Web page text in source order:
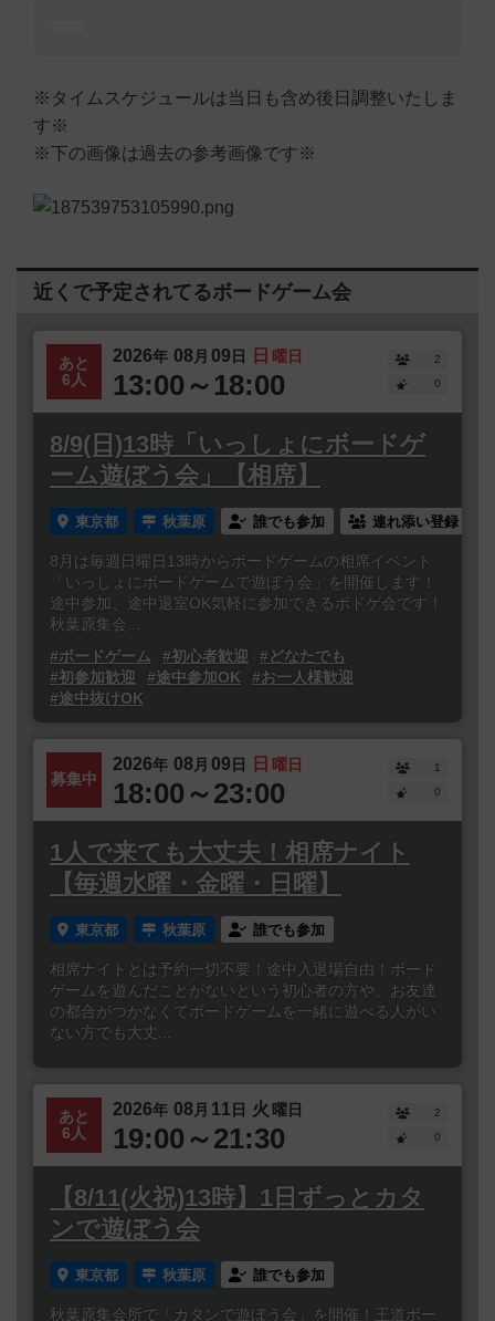
※タイムスケジュールは当日も含め後日調整いたしま
す※
※下の画像は過去の参考画像です※
近くで予定されてるボードゲーム会
あと
6人
2026年 08 月 09日 日 曜日
13:00～18:00
2
0
8/9(日)13時「いっしょにボードゲ
ーム遊ぼう会」【相席】
東京都 秋葉原 誰でも参加 連れ添い登録
8月は毎週日曜日13時からボードゲームの相席イベント
「いっしょにボードゲームで遊ぼう会」を開催します！
途中参加、途中退室OK気軽に参加できるボドゲ会です！
秋葉原集会...
#ボードゲーム
#初心者歓迎
#どなたでも
#初参加歓迎
#途中参加OK
#お一人様歓迎
#途中抜けOK
募集中
2026年 08 月 09日 日 曜日
18:00～23:00
1
0
1人で来ても大丈夫！相席ナイト
【毎週水曜・金曜・日曜】
東京都 秋葉原 誰でも参加
相席ナイトとは予約一切不要！途中入退場自由！ボード
ゲームを遊んだことがないという初心者の方や、お友達
の都合がつかなくてボードゲームを一緒に遊べる人がい
ない方でも大丈...
あと
6人
2026年 08 月 11日 火 曜日
19:00～21:30
2
0
【8/11(火祝)13時】1日ずっとカタ
ンで遊ぼう会
東京都 秋葉原 誰でも参加
秋葉原集会所で「カタンで遊ぼう会」を開催！王道ボー